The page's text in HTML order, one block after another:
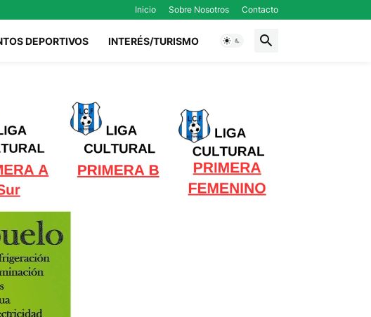
Inicio Sobre Nosotros Contacto
DEPORTIVOS INTERÉS/TURISMO